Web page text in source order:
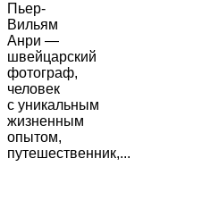
Пьер-
Вильям
Анри —
швейцарский
фотограф,
человек
с уникальным
жизненным
опытом,
путешественник,...